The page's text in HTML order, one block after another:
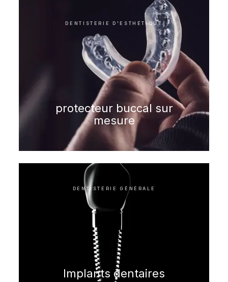
DENTISTERIE D'ESTHÉTIQUE
protecteur buccal sur
mesure
DENTISTERIE GÉNÉRALE
Implants dentaires